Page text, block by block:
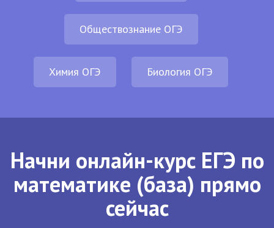
Обществознание ОГЭ
Химия ОГЭ Биология ОГЭ
Начни онлайн-курс ЕГЭ по
математике (база) прямо
сейчас